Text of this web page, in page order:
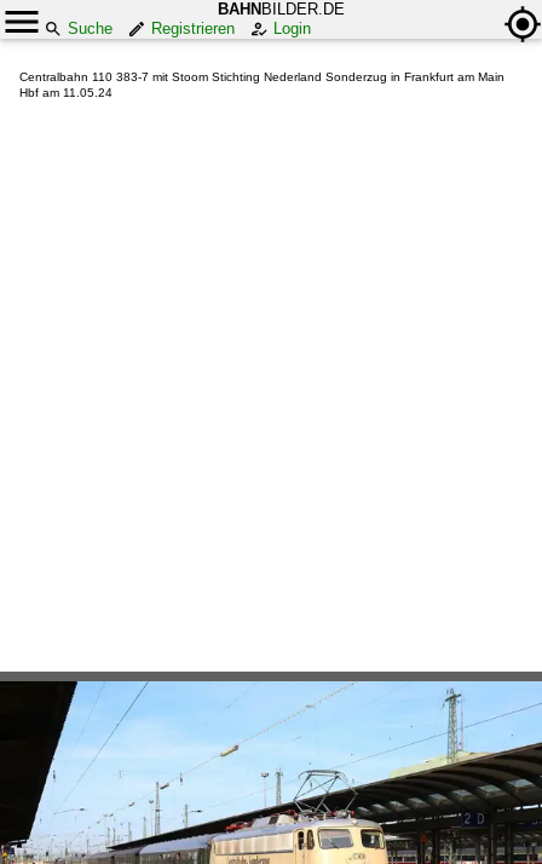
BAHN BILDER.DE
Suche
Registrieren Login
Centralbahn 110 383-7 mit Stoom Stichting Nederland Sonderzug in Frankfurt am Main
Hbf am 11.05.24